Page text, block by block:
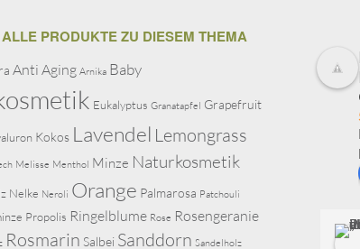
PRODUKTE ZU DIESEM THEMA
Anti Aging Arnika Baby
Eukalyptus Granatapfel Grapefruit
Kokos Lavendel Lemongrass
Melisse Menthol Minze Naturkosmetik
Nelke Neroli Orange Palmarosa Patchouli
Propolis Ringelblume Rose Rosengeranie
Rosmarin Salbei Sanddorn Sandelholz